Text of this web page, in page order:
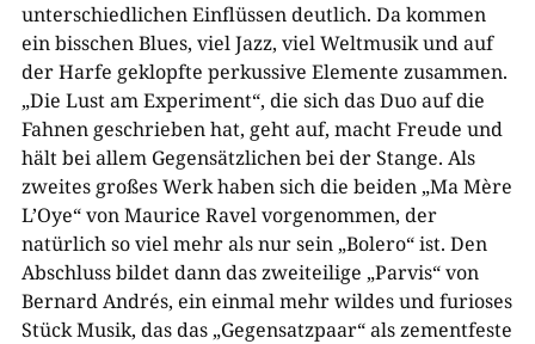
unterschiedlichen Einflüssen deutlich. Da kommen
ein bisschen Blues, viel Jazz, viel Weltmusik und auf
der Harfe geklopfte perkussive Elemente zusammen.
„Die Lust am Experiment“, die sich das Duo auf die
Fahnen geschrieben hat, geht auf, macht Freude und
hält bei allem Gegensätzlichen bei der Stange. Als
zweites großes Werk haben sich die beiden „Ma Mère
L’Oye“ von Maurice Ravel vorgenommen, der
natürlich so viel mehr als nur sein „Bolero“ ist. Den
Abschluss bildet dann das zweiteilige „Parvis“ von
Bernard Andrés, ein einmal mehr wildes und furioses
Stück Musik, das das „Gegensatzpaar“ als zementfeste